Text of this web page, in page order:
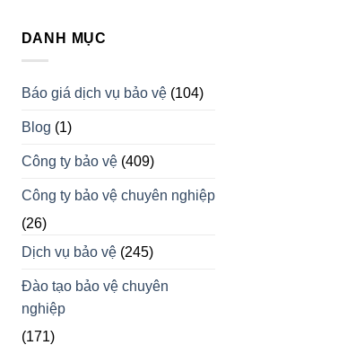
DANH MỤC
Báo giá dịch vụ bảo vệ(104)
Blog (1)
Công ty bảo vệ(409)
Công ty bảo vệ chuyên nghiệp
(26)
Dịch vụ bảo vệ(245)
Đào tạo bảo vệ chuyên
nghiệp
(171)